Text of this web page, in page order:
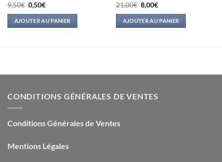
9,50€ Le
prix
initial
était :
9,50€.
0,50€Le
actuel
est :
0,50€.
AJOUTER AU PANIER
21,00€ Le
prix
initial
était :
21,00€.
8,00€Le
actuel
est :
8,00€.
AJOUTER AU PANIER
CONDITIONS GÉNÉRALES DE VENTES
Conditions Générales de Ventes
Mentions Légales